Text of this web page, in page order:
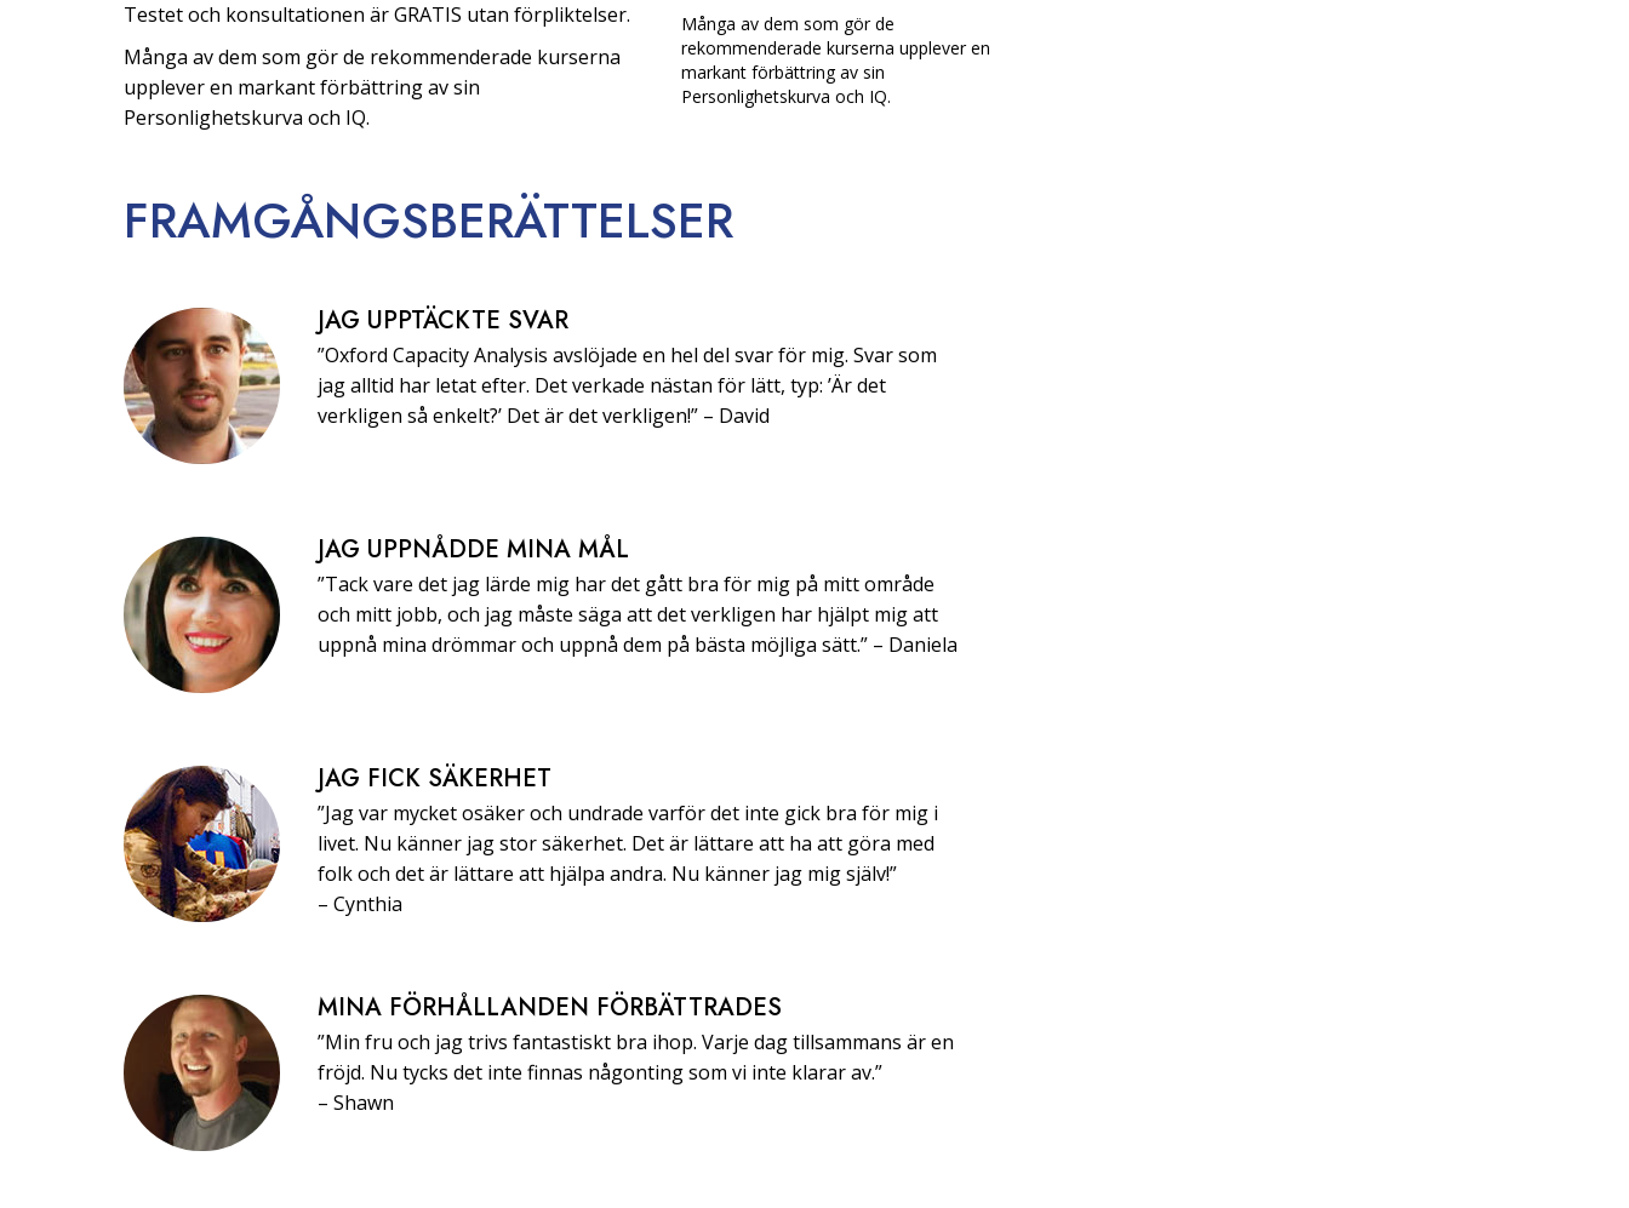
Testet och konsultationen är GRATIS utan förpliktelser.
Många av dem som gör de rekommenderade kurserna
upplever en markant förbättring av sin
Personlighetskurva och IQ.
Många av dem som gör de
rekommenderade kurserna upplever en
markant förbättring av sin
Personlighetskurva och IQ.
FRAMGÅNGS­BERÄTTELSER
JAG UPPTÄCKTE SVAR
”Oxford Capacity Analysis avslöjade en hel del svar för mig. Svar som
jag alltid har letat efter. Det verkade nästan för lätt, typ: ’Är det
verkligen så enkelt?’ Det är det verkligen!” –⁠ ⁠David
JAG UPPNÅDDE MINA MÅL
”Tack vare det jag lärde mig har det gått bra för mig på mitt område
och mitt jobb, och jag måste säga att det verkligen har hjälpt mig att
uppnå mina drömmar och uppnå dem på bästa möjliga sätt.” –⁠ ⁠Daniela
JAG FICK SÄKERHET
”Jag var mycket osäker och undrade varför det inte gick bra för mig i
livet. Nu känner jag stor säkerhet. Det är lättare att ha att göra med
folk och det är lättare att hjälpa andra. Nu känner jag mig själv!”
–⁠ ⁠Cynthia
MINA FÖRHÅLLANDEN FÖRBÄTTRADES
”Min fru och jag trivs fantastiskt bra ihop. Varje dag tillsammans är en
fröjd. Nu tycks det inte finnas någonting som vi inte klarar av.”
–⁠ ⁠Shawn